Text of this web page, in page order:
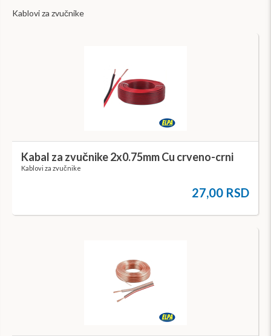
Kablovi za zvučnike
Kabal za zvučnike 2x0.75mm Cu crveno-crni
Kablovi za zvučnike
27,00 RSD